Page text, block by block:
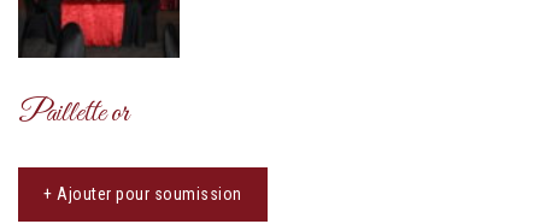
Paillette or
+ Ajouter pour soumission